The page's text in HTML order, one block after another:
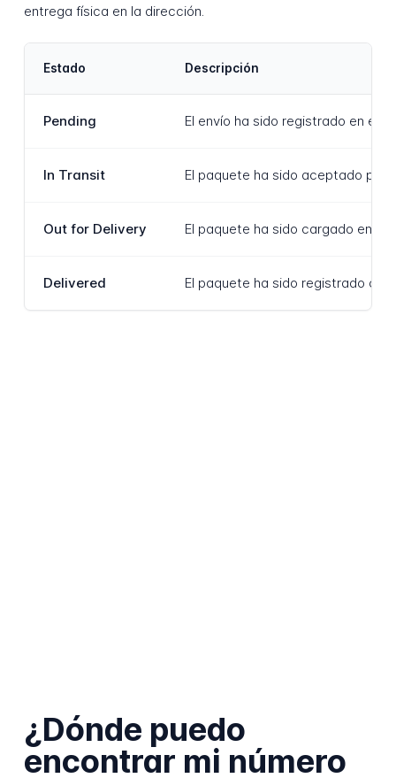
entrega física en la dirección.
Estado Descripción
Pending El envío ha sido registrado en el
In Transit El paquete ha sido aceptado por
Out for Delivery El paquete ha sido cargado en
Delivered El paquete ha sido registrado
¿Dónde puedo
encontrar mi número